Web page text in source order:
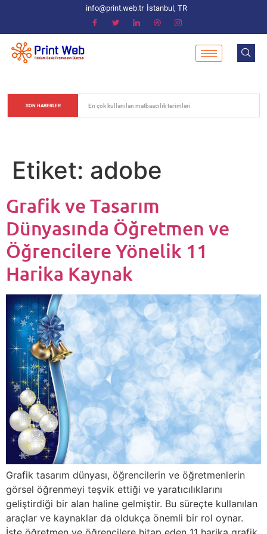
info@print.web.tr İstanbul, TR
SON HABERLER Matbaacılık Sektöründe Renk Değerlerinin Ayarlanması
Etiket: adobe
Grafik ve Tasarım
Dünyasında Öğretmen ve
Öğrencilere Yönelik 11
Harika Kaynak
Grafik tasarım dünyası, öğrencilerin ve öğretmenlerin
görsel öğrenmeyi teşvik ettiği ve yaratıcılıklarını
geliştirdiği bir alan haline gelmiştir. Bu süreçte kullanılan
araçlar ve kaynaklar da oldukça önemli bir rol oynar.